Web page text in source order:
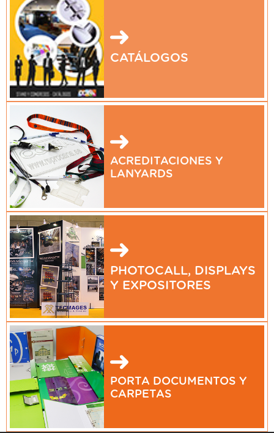
CATÁLOGOS
ACREDITACIONES Y
LANYARDS
PHOTOCALL, DISPLAYS
Y EXPOSITORES
PORTA DOCUMENTOS Y
CARPETAS